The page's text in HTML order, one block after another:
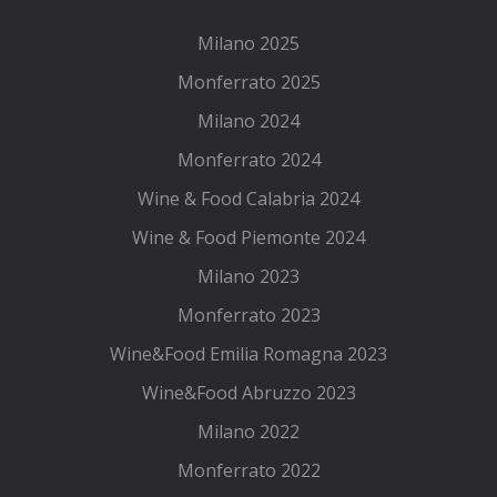
Milano 2025
Monferrato 2025
Milano 2024
Monferrato 2024
Wine & Food Calabria 2024
Wine & Food Piemonte 2024
Milano 2023
Monferrato 2023
Wine&Food Emilia Romagna 2023
Wine&Food Abruzzo 2023
Milano 2022
Monferrato 2022